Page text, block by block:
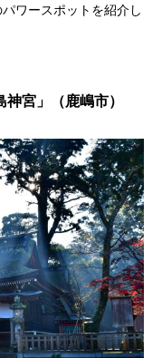
ワースポットを紹介し
宮」（鹿嶋市）